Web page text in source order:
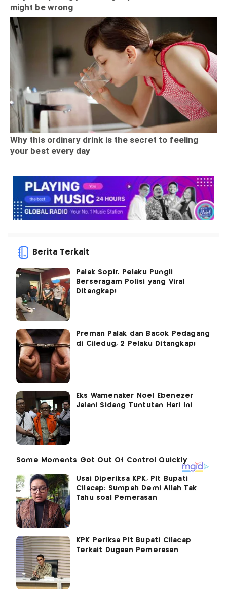
Berita Terkait
Palak Sopir, Pelaku Pungli
Berseragam Polisi yang Viral
Ditangkap!
Preman Palak dan Bacok Pedagang
di Ciledug, 2 Pelaku Ditangkap!
Eks Wamenaker Noel Ebenezer
Jalani Sidang Tuntutan Hari Ini
Usai Diperiksa KPK, Plt Bupati
Cilacap: Sumpah Demi Allah Tak
Tahu soal Pemerasan
KPK Periksa Plt Bupati Cilacap
Terkait Dugaan Pemerasan